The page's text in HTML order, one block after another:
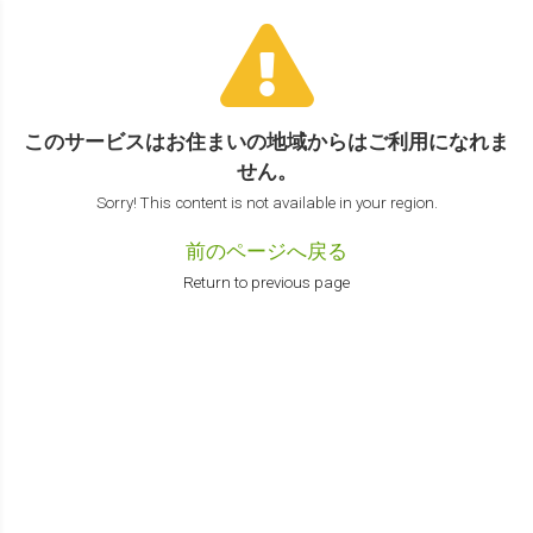
このサービスはお住まいの地域からはご利用になれま
せん。
Sorry! This content is not available in your region.
前のページへ戻る
Return to previous page